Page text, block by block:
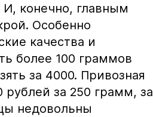
И, конечно, главным
Особенно
качества и
более 100 граммов
за 4000. Привозная
рублей за 250 грамм, за
недовольны